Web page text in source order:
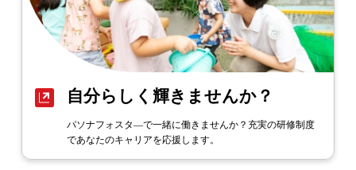
自分らしく輝きませんか？
パソナフォスタ―で一緒に働きませんか？充実の研修制度
であなたのキャリアを応援します。